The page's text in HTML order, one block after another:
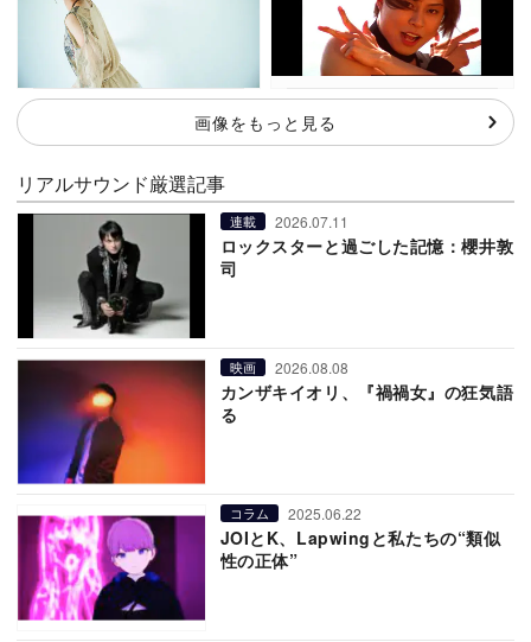
画像をもっと見る
リアルサウンド厳選記事
連載 2026.07.11
ロックスターと過ごした記憶：櫻井敦
司
映画 2026.08.08
カンザキイオリ、『禍禍女』の狂気語
る
コラム 2025.06.22
JOIとK、Lapwingと私たちの“類似
性の正体”